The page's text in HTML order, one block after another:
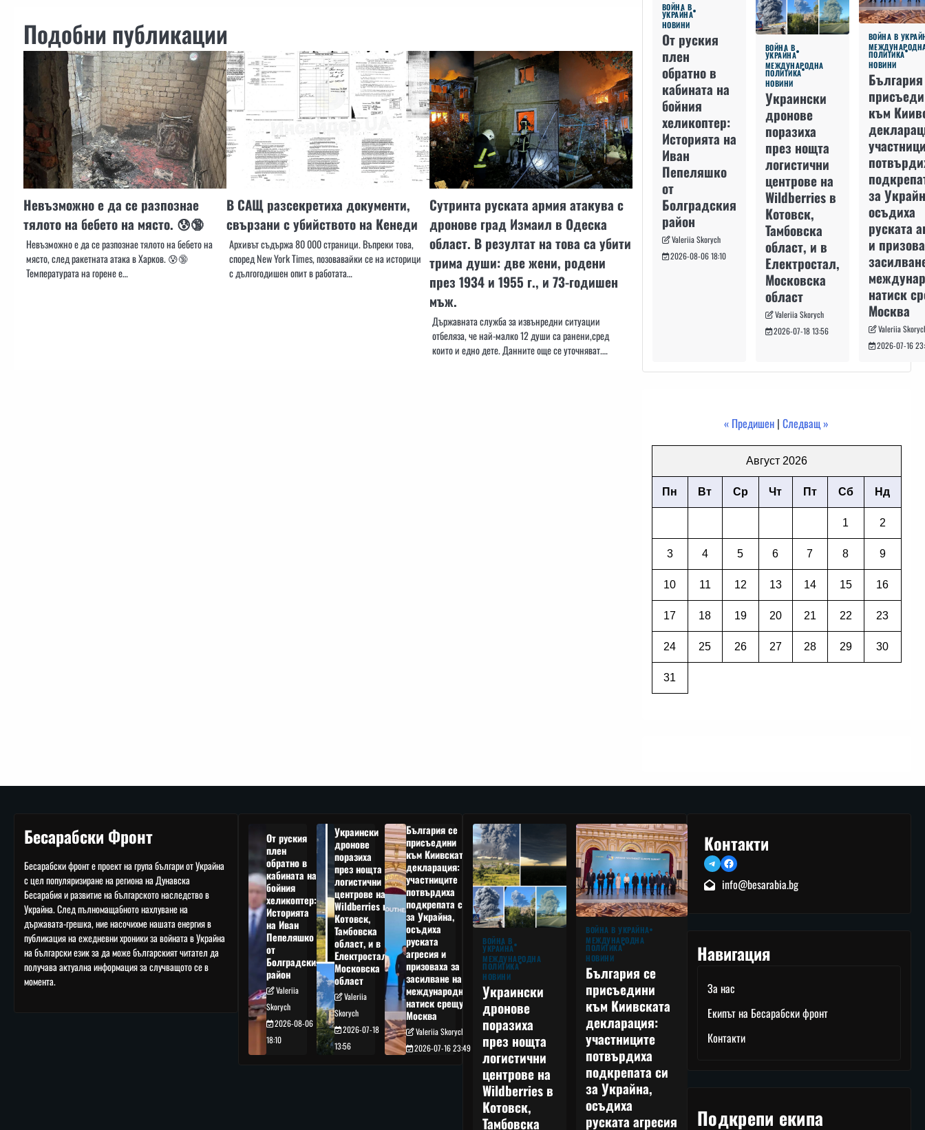
Подобни публикации
Невъзможно е да се разпознае
тялото на бебето на място. 😰🔞
Невъзможно е да се разпознае тялото на бебето на
място, след ракетната атака в Харков. 😰🔞
Температурата на горене е…
В САЩ разсекретиха документи,
свързани с убийството на Кенеди
Архивът съдържа 80 000 страници. Въпреки това,
според New York Times, позовавайки се на историци
с дългогодишен опит в работата…
Сутринта руската армия атакува с
дронове град Измаил в Одеска
област. В резултат на това са убити
трима души: две жени, родени
през 1934 и 1955 г., и 73-годишен
мъж.
Държавната служба за извънредни ситуации
отбеляза, че най-малко 12 души са ранени,сред
които и едно дете. Данните още се уточняват.…
ВОЙНА В
УКРАЙНА
НОВИНИ
От руския
плен
обратно в
кабината на
бойния
хеликоптер:
Историята на
Иван
Пепеляшко
от
Болградския
район
Valeriia Skorych
2026-08-06 18:10
ВОЙНА В
УКРАЙНА
МЕЖДУНАРОДНА
ПОЛИТИКА
НОВИНИ
Украински
дронове
поразиха
през нощта
логистични
центрове на
Wildberries в
Котовск,
Тамбовска
област, и в
Електростал,
Московска
област
Valeriia Skorych
2026-07-18 13:56
ВОЙНА В
ПОЛИТИКА
НОВИНИ
към
за
осъдиха
руската
и
натиск
Москва
Valeriia
2026-07-16
« Предишен |Следващ »
Август 2026
Пн Вт Ср Чт Пт Сб Нд
1 2
3 4 5 6 7 8 9
10 11 12 13 14 15 16
17 18 19 20 21 22 23
24 25 26 27 28 29 30
31
Бесарабски Фронт
Бесарабски фронт е проект на група българи от Украйна
с цел популяризиране на региона на Дунавска
Бесарабия и развитие на българското наследство в
Украйна. След пълномащабното нахлуване на
държавата-грешка, ние насочихме нашата енергия в
публикация на ежедневни хроники за войната в Украйна
на български език за да може българският читател да
получава актуална информация за случващото се в
момента.
От руския
плен
обратно в
кабината на
бойния
хеликоптер:
Историята
на Иван
Пепеляшко
от
Болградския
район
Valeriia
Skorych
2026-08-06
18:10
Украински
дронове
поразиха
през нощта
логистични
центрове на
Wildberries в
Котовск,
Тамбовска
област, и в
Електростал,
Московска
област
Valeriia
Skorych
2026-07-18
13:56
България се
присъедини
към Киивската
декларация:
участниците
потвърдиха
подкрепата си
за Украйна,
осъдиха
руската
агресия и
призоваха за
засилване на
международния
натиск срещу
Москва
Valeriia Skorych
2026-07-16 23:49
ВОЙНА В
УКРАЙНА
МЕЖДУНАРОДНА
ПОЛИТИКА
НОВИНИ
Украински
дронове
поразиха
през нощта
логистични
центрове на
Wildberries в
Котовск,
Тамбовска
ВОЙНА В УКРАЙНА
МЕЖДУНАРОДНА
ПОЛИТИКА
НОВИНИ
България се
присъедини
към Киивската
декларация:
участниците
потвърдиха
подкрепата си
за Украйна,
осъдиха
руската агресия
Контакти
TelegramFacebook
info@besarabia.bg
Навигация
За нас
Екипът на Бесарабски фронт
Контакти
Подкрепи екипа